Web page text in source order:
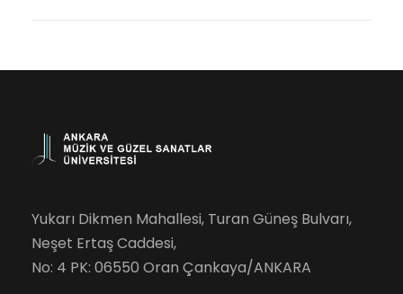
Yukarı Dikmen Mahallesi, Turan Güneş Bulvarı,
Neşet Ertaş Caddesi,
No: 4 PK: 06550 Oran Çankaya/ANKARA